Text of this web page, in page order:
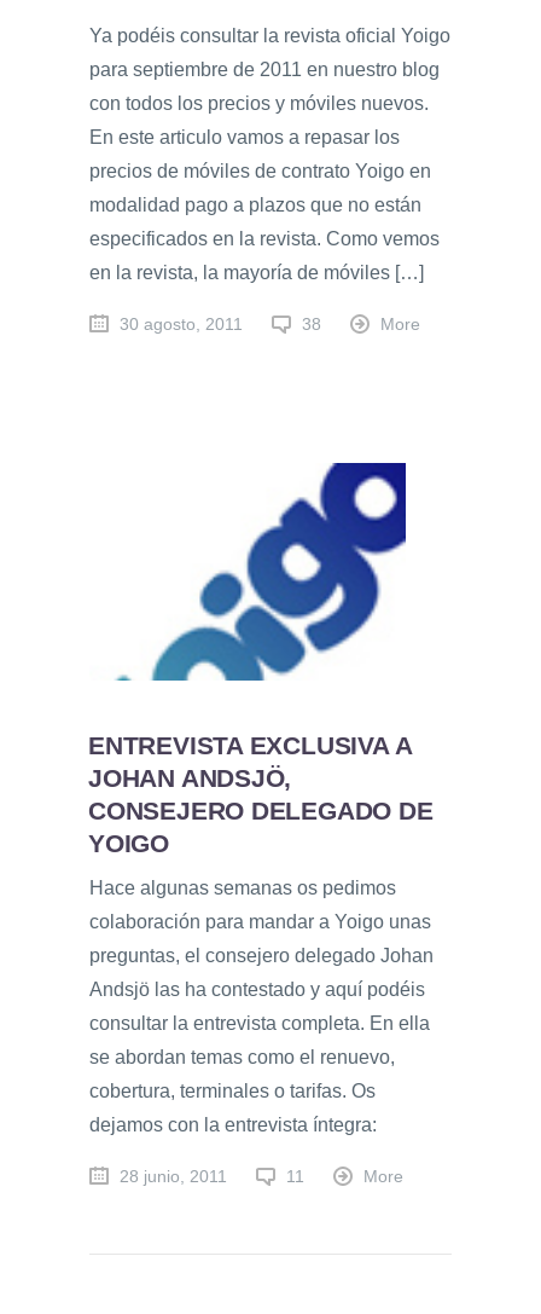
Ya podéis consultar la revista oficial Yoigo
para septiembre de 2011 en nuestro blog
con todos los precios y móviles nuevos.
En este articulo vamos a repasar los
precios de móviles de contrato Yoigo en
modalidad pago a plazos que no están
especificados en la revista. Como vemos
en la revista, la mayoría de móviles […]
30 agosto, 2011 38 More
ENTREVISTA EXCLUSIVA A
JOHAN ANDSJÖ,
CONSEJERO DELEGADO DE
YOIGO
Hace algunas semanas os pedimos
colaboración para mandar a Yoigo unas
preguntas, el consejero delegado Johan
Andsjö las ha contestado y aquí podéis
consultar la entrevista completa. En ella
se abordan temas como el renuevo,
cobertura, terminales o tarifas. Os
dejamos con la entrevista íntegra:
28 junio, 2011 11 More